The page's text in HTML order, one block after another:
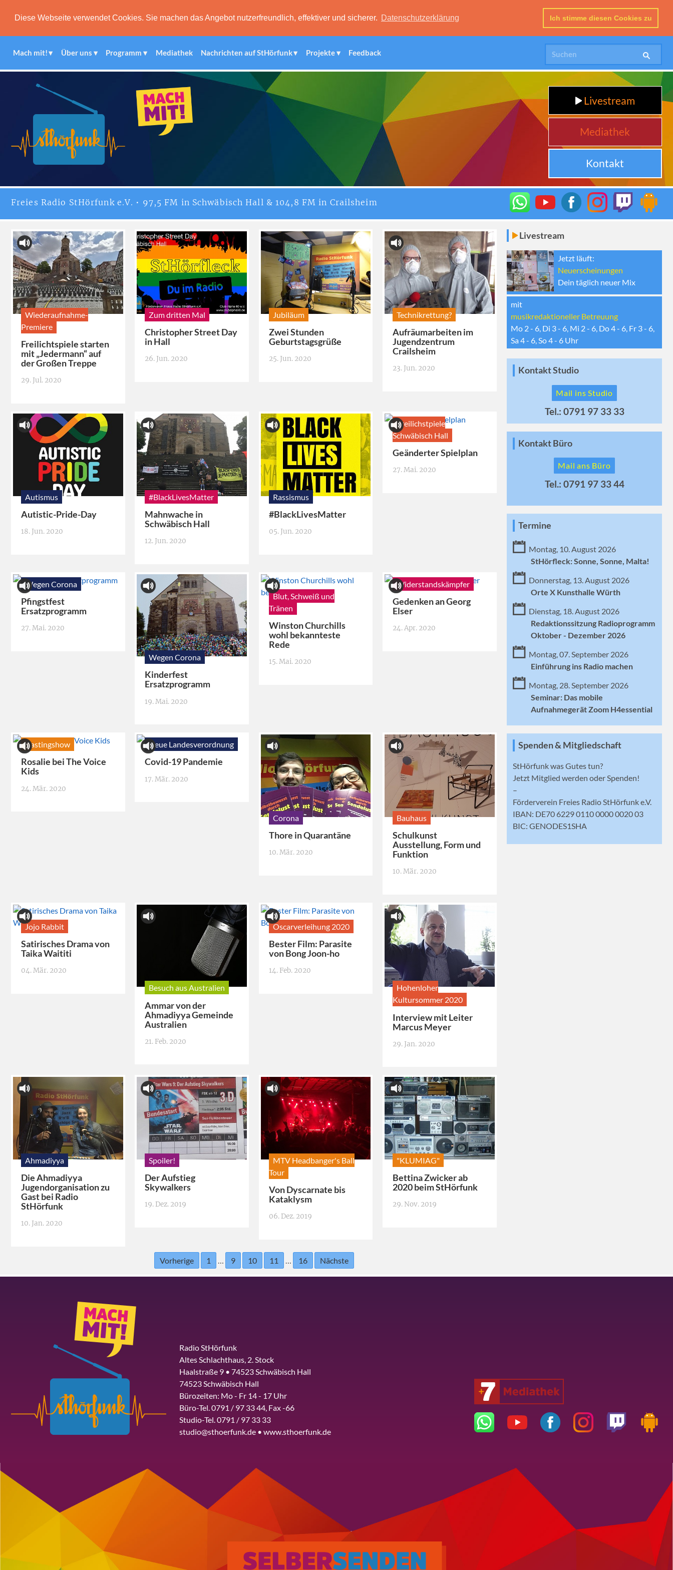
Diese Webseite verwendet Cookies. Sie machen das Angebot nutzerfreundlich, effektiver und sicherer. Datenschutzerklärung Ich stimme diesen Cookies zu
Mach mit! Über uns Programm Mediathek Nachrichten auf StHörfunk Projekte Feedback
Livestream
Mediathek
Kontakt
Freies Radio StHörfunke.V. • 97,5 FM in Schwäbisch Hall & 104,8 FM in Crailsheim
Wiederaufnahme-
Premiere
Freilichtspiele starten
mit „Jedermann“ auf
der Großen Treppe
29. Jul. 2020
Zum dritten Mal
Christopher Street Day
in Hall
26. Jun. 2020
Jubiläum
Zwei Stunden
Geburtstagsgrüße
25. Jun. 2020
Technikrettung?
Aufräumarbeiten im
Jugendzentrum
Crailsheim
23. Jun. 2020
Autismus
Autistic-Pride-Day
18. Jun. 2020
#BlackLivesMatter
Mahnwache in
Schwäbisch Hall
12. Jun. 2020
Rassismus
#BlackLivesMatter
05. Jun. 2020
Freilichstpiele
Schwäbisch Hall
Geänderter Spielplan
27. Mai. 2020
Wegen Corona
Pfingstfest
Ersatzprogramm
27. Mai. 2020
Wegen Corona
Kinderfest
Ersatzprogramm
19. Mai. 2020
Blut, Schweiß und
Tränen
Winston Churchills
wohl bekannteste
Rede
15. Mai. 2020
Widerstandskämpfer
Gedenken an Georg
Elser
24. Apr. 2020
Castingshow
Rosalie bei The Voice
Kids
24. Mär. 2020
Neue Landesverordnung
Covid-19 Pandemie
17. Mär. 2020
Corona
Thore in Quarantäne
10. Mär. 2020
Bauhaus
Schulkunst
Ausstellung, Form und
Funktion
10. Mär. 2020
Jojo Rabbit
Satirisches Drama von
Taika Waititi
04. Mär. 2020
Besuch aus Australien
Ammar von der
Ahmadiyya Gemeinde
Australien
21. Feb. 2020
Oscarverleihung 2020
Bester Film: Parasite
von Bong Joon-ho
14. Feb. 2020
Hohenloher
Kultursommer 2020
Interview mit Leiter
Marcus Meyer
29. Jan. 2020
Ahmadiyya
Die Ahmadiyya
Jugendorganisation zu
Gast bei Radio
StHörfunk
10. Jan. 2020
Spoiler!
Der Aufstieg
Skywalkers
19. Dez. 2019
MTV Headbanger's Ball
Tour
Von Dyscarnate bis
Kataklysm
06. Dez. 2019
"KLUMIAG"
Bettina Zwicker ab
2020 beim StHörfunk
29. Nov. 2019
Vorherige 1 … 9 10 11 … 16 Nächste
Livestream
Jetzt läuft:
Neuerscheinungen
Dein täglich neuer Mix
mit
musikredaktioneller Betreuung
Mo 2 - 6, Di 3 - 6, Mi 2 - 6, Do 4 - 6, Fr 3 - 6,
Sa 4 - 6, So 4 - 6 Uhr
Kontakt Studio
Mail ins Studio
Tel.: 0791 97 33 33
Kontakt Büro
Mail ans Büro
Tel.: 0791 97 33 44
Termine
Montag, 10. August 2026
StHörfleck: Sonne, Sonne, Malta!
Donnerstag, 13. August 2026
Orte X Kunsthalle Würth
Dienstag, 18. August 2026
Redaktionssitzung Radioprogramm
Oktober - Dezember 2026
Montag, 07. September 2026
Einführung ins Radio machen
Montag, 28. September 2026
Seminar: Das mobile
Aufnahmegerät Zoom H4essential
Spenden & Mitgliedschaft
StHörfunk was Gutes tun?
Jetzt Mitglied werden oder Spenden!
–
Förderverein Freies Radio StHörfunk e.V.
IBAN: DE70 6229 0110 0000 0020 03
BIC: GENODES1SHA
Radio StHörfunk
Altes Schlachthaus, 2. Stock
Haalstraße 9 • 74523 Schwäbisch Hall
74523 Schwäbisch Hall
Bürozeiten: Mo - Fr 14 - 17 Uhr
Büro-Tel. 0791 / 97 33 44, Fax -66
Studio-Tel. 0791 / 97 33 33
studio@sthoerfunk.de • www.sthoerfunk.de